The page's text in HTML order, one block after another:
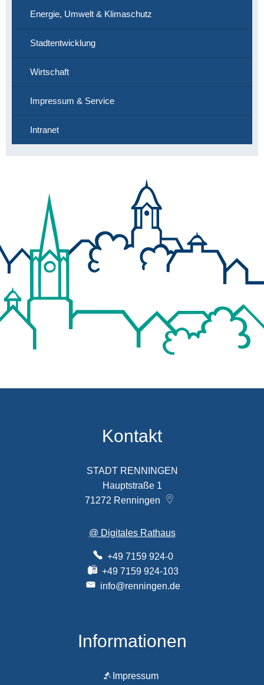
Energie, Umwelt & Klimaschutz
Stadtentwicklung
Wirtschaft
Impressum & Service
Intranet
Kontakt
STADT RENNINGEN
Hauptstraße 1
71272 Renningen
@ Digitales Rathaus
+49 7159 924-0
+49 7159 924-103
info@renningen.de
Informationen
Impressum